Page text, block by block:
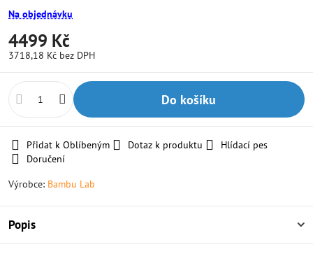
Na objednávku
4499 Kč
3718,18 Kč bez DPH
Do košíku
Přidat k Oblíbeným Dotaz k produktu
Hlídací pes
Doručení
Výrobce: Bambu Lab
Popis